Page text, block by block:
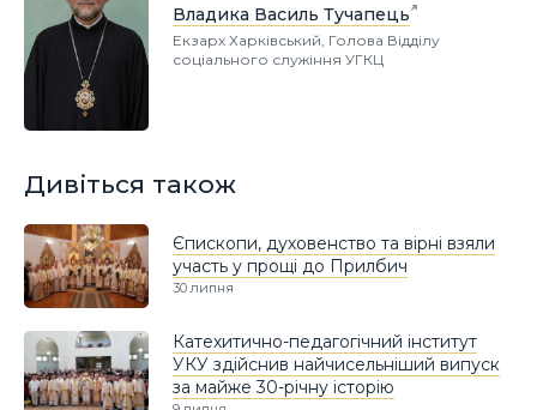
Владика Василь Тучапець
Екзарх Харківський, Голова Відділу
соціального служіння УГКЦ
Дивіться також
Єпископи, духовенство та вірні взяли
участь у прощі до Прилбич
30 липня
Катехитично-педагогічний інститут
УКУ здійснив найчисельніший випуск
за майже 30-річну історію